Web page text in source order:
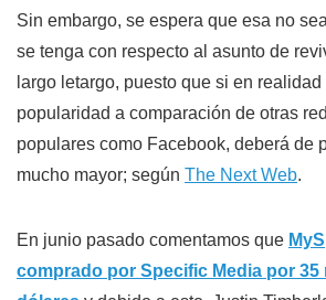
Sin embargo, se espera que esa no
se tenga con respecto al asunto de
largo letargo, puesto que si en
popularidad a comparación de otras
populares como Facebook, deberá de
mucho mayor; según The Next Web.
En junio pasado comentamos que
comprado por Specific Media por 35